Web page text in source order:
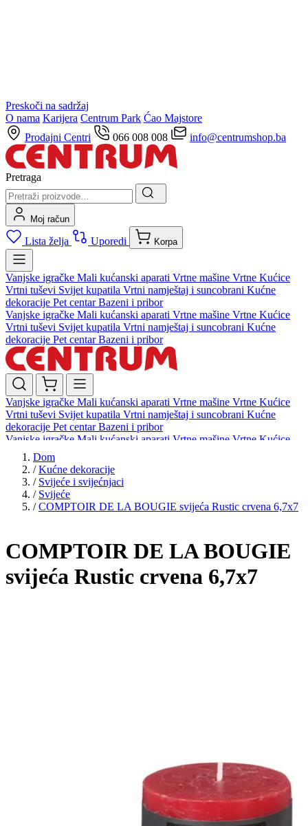
Preskoči na sadržaj
O nama Karijera Centrum Park Ćao Majstore
Prodajni Centri
066 008 008 info@centrumshop.ba
Pretraga
Moj račun
Lista želja Uporedi Korpa
Vanjske igračke Mali kućanski aparati Vrtne mašine Vrtne Kućice
Vrtni tuševi Svijet kupatila Vrtni namještaj i suncobrani Kućne
dekoracije Pet centarBazeni i pribor
Vanjske igračke Mali kućanski aparati Vrtne mašine Vrtne Kućice
Vrtni tuševi Svijet kupatila Vrtni namještaj i suncobrani Kućne
dekoracije Pet centarBazeni i pribor
Vanjske igračke Mali kućanski aparati Vrtne mašine Vrtne Kućice
Vrtni tuševi Svijet kupatila Vrtni namještaj i suncobrani Kućne
dekoracije Pet centarBazeni i pribor
Vanjske igračke Mali kućanski aparati Vrtne mašine Vrtne Kućice
Vrtni tuševi
dekoracijePet centar Bazeni i pribor
Dom
/ Kućne dekoracije
/ Svijeće i svijećnjaci
/ Svijeće
/ COMPTOIR DE LA BOUGIE svijeća Rustic crvena 6,7x7
COMPTOIR DE LA BOUGIE
svijeća Rustic crvena 6,7x7